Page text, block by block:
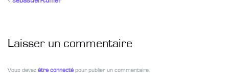
Laisser un commentaire
Vous devez être connecté pour publier un commentaire.